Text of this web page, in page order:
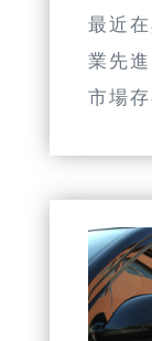
最近
業先
市場